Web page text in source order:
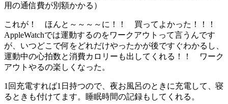
用の通信費が別額かかる）
これが！ ほんと～～～～に！！ 買ってよかった！！！
AppleWatchでは運動するのをワークアウトって言うんです
が、いつどこで何をどれだけやったかが後ですぐわかるし、
運動中の心拍数と消費カロリーも出してくれる！！ ワーク
アウトやるの楽しくなった。
1回充電すれば1日持つので、夜お風呂のときに充電して、寝
るときも付けてます。睡眠時間の記録もしてくれる。